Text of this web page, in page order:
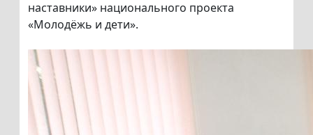
наставники» национального проекта
«Молодёжь и дети».